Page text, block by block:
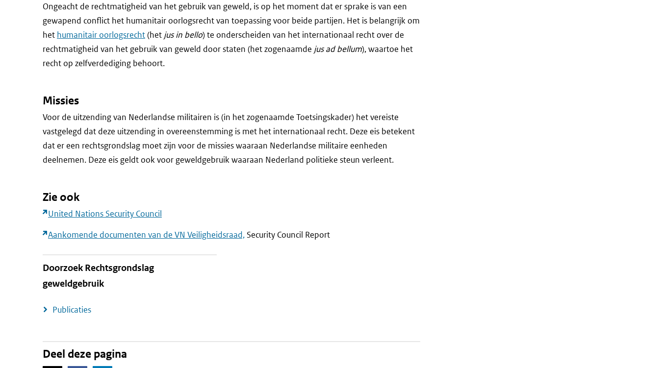
Ongeacht de rechtmatigheid van het gebruik van geweld, is op het moment dat er sprake is van een
gewapend conflict het humanitair oorlogsrecht van toepassing voor beide partijen. Het is belangrijk om
het humanitair oorlogsrecht(het jus in bello) te onderscheiden van het internationaal recht over de
rechtmatigheid van het gebruik van geweld door staten (het zogenaamde jus ad bellum), waartoe het
recht op zelfverdediging behoort.
Missies
Voor de uitzending van Nederlandse militairen is (in het zogenaamde Toetsingskader) het vereiste
vastgelegd dat deze uitzending in overeenstemming is met het internationaal recht. Deze eis betekent
dat er een rechtsgrondslag moet zijn voor de missies waaraan Nederlandse militaire eenheden
deelnemen. Deze eis geldt ook voor geweldgebruik waaraan Nederland politieke steun verleent.
Zie ook
United Nations Security Council
Aankomende documenten van de VN Veiligheidsraad, Security Council Report
Doorzoek Rechtsgrondslag
geweldgebruik
Publicaties
Deel deze pagina